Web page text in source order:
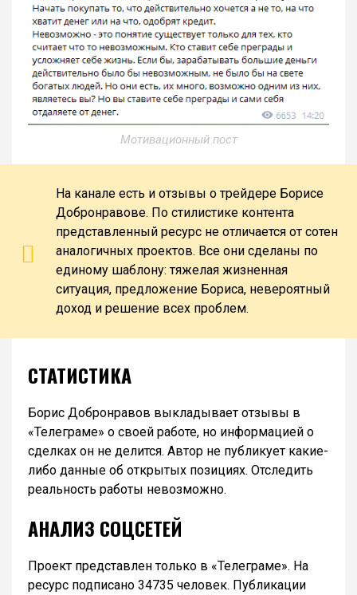
Мотивационный пост
На канале есть и отзывы о трейдере Борисе
Добронравове. По стилистике контента
представленный ресурс не отличается от сотен
аналогичных проектов. Все они сделаны по
единому шаблону: тяжелая жизненная
ситуация, предложение Бориса, невероятный
доход и решение всех проблем.
СТАТИСТИКА
Борис Добронравов выкладывает отзывы в
«Телеграме» о своей работе, но информацией о
сделках он не делится. Автор не публикует какие-
либо данные об открытых позициях. Отследить
реальность работы невозможно.
АНАЛИЗ СОЦСЕТЕЙ
Проект представлен только в «Телеграме». На
ресурс подписано 34735 человек. Публикации